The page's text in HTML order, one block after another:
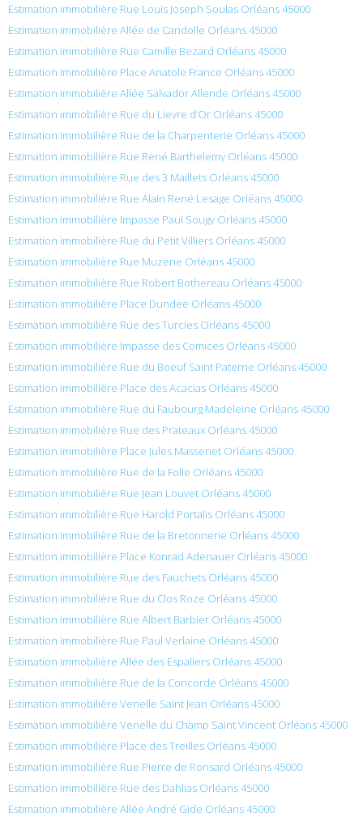
Estimation immobilière Rue Louis Joseph Soulas Orléans 45000
Estimation immobilière Allée de Candolle Orléans 45000
Estimation immobilière Rue Camille Bezard Orléans 45000
Estimation immobilière Place Anatole France Orléans 45000
Estimation immobilière Allée Salvador Allende Orléans 45000
Estimation immobilière Rue du Lievre d’Or Orléans 45000
Estimation immobilière Rue de la Charpenterie Orléans 45000
Estimation immobilière Rue René Barthelemy Orléans 45000
Estimation immobilière Rue des 3 Maillets Orléans 45000
Estimation immobilière Rue Alain René Lesage Orléans 45000
Estimation immobilière Impasse Paul Sougy Orléans 45000
Estimation immobilière Rue du Petit Villiers Orléans 45000
Estimation immobilière Rue Muzene Orléans 45000
Estimation immobilière Rue Robert Bothereau Orléans 45000
Estimation immobilière Place Dundee Orléans 45000
Estimation immobilière Rue des Turcies Orléans 45000
Estimation immobilière Impasse des Comices Orléans 45000
Estimation immobilière Rue du Boeuf Saint Paterne Orléans 45000
Estimation immobilière Place des Acacias Orléans 45000
Estimation immobilière Rue du Faubourg Madeleine Orléans 45000
Estimation immobilière Rue des Prateaux Orléans 45000
Estimation immobilière Place Jules Massenet Orléans 45000
Estimation immobilière Rue de la Folie Orléans 45000
Estimation immobilière Rue Jean Louvet Orléans 45000
Estimation immobilière Rue Harold Portalis Orléans 45000
Estimation immobilière Rue de la Bretonnerie Orléans 45000
Estimation immobilière Place Konrad Adenauer Orléans 45000
Estimation immobilière Rue des Fauchets Orléans 45000
Estimation immobilière Rue du Clos Roze Orléans 45000
Estimation immobilière Rue Albert Barbier Orléans 45000
Estimation immobilière Rue Paul Verlaine Orléans 45000
Estimation immobilière Allée des Espaliers Orléans 45000
Estimation immobilière Rue de la Concorde Orléans 45000
Estimation immobilière Venelle Saint Jean Orléans 45000
Estimation immobilière Venelle du Champ Saint Vincent Orléans 45000
Estimation immobilière Place des Treilles Orléans 45000
Estimation immobilière Rue Pierre de Ronsard Orléans 45000
Estimation immobilière Rue des Dahlias Orléans 45000
Estimation immobilière Allée André Gide Orléans 45000